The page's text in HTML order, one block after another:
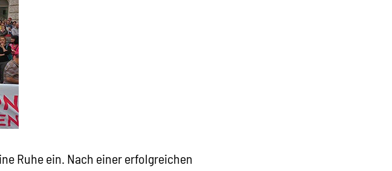
Ruhe ein. Nach einer erfolgreichen